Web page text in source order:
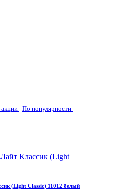
По популярности
(Light Classic) 11012 белый